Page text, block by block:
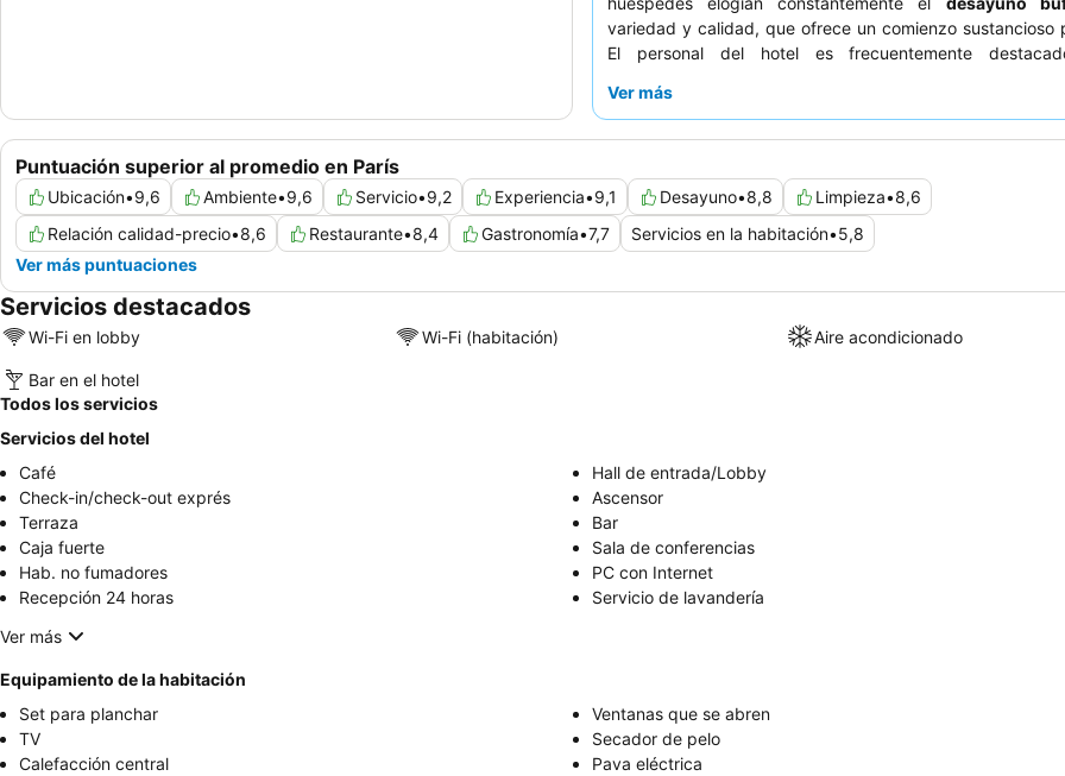
variedad y calidad, que ofrece un comienzo sustancioso
El personal del hotel es frecuentemente
locales. Para aquellos que deseen vistas pintorescas,
Ver más
Puntuación superior al promedio en París
Ubicación•9,6 Ambiente•9,6 Servicio•9,2 Experiencia•9,1 Desayuno•8,8 Limpieza•8,6
Relación calidad-precio•8,6 Restaurante•8,4 Gastronomía•7,7 Servicios en la habitación•5,8
Ver más puntuaciones
Servicios destacados
Wi-Fi en lobby Wi-Fi (habitación) Aire acondicionado
Bar en el hotel
Todos los servicios
Servicios del hotel
Café
Hall de entrada/Lobby
Check-in/check-out exprés
Ascensor
Terraza
Bar
Caja fuerte
Sala de conferencias
Hab. no fumadores
PC con Internet
Recepción 24 horas
Servicio de lavandería
Ver más
Equipamiento de la habitación
Set para planchar
Ventanas que se abren
TV
Secador de pelo
Calefacción central
Pava eléctrica